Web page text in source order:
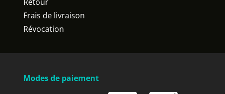
Frais de livraison
Révocation
Modes de paiement